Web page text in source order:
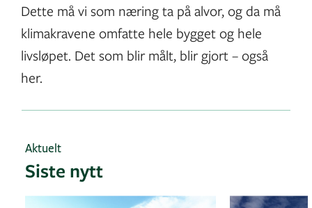
Dette må vi som næring ta på alvor, og da må
klimakravene omfatte hele bygget og hele
livsløpet. Det som blir målt, blir gjort – også
her.
Aktuelt
Siste nytt